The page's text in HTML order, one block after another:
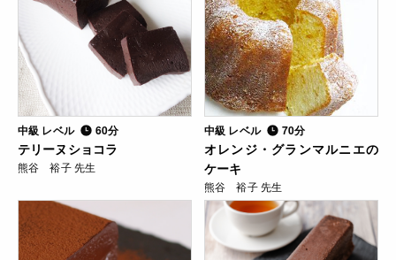
中級 レベル 60分
テリーヌショコラ
熊谷 裕子 先生
中級 レベル 70分
オレンジ・グランマルニエの
ケーキ
熊谷 裕子 先生